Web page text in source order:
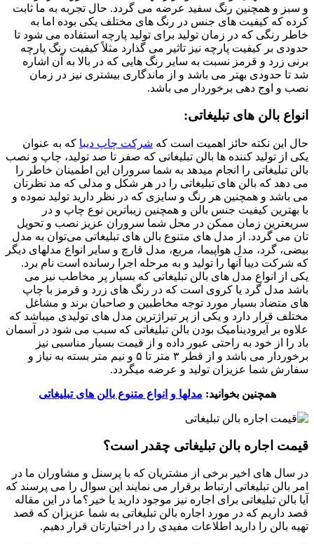
و سبز و همچنین رنگ سفید عرضه می گردد. حال تجربه به ما ثابت
کرده که کیفیت های جنس در رنگ های مختلف یکی بوده اما به
خاطر رنگی که در زمان تولید برای تولید پارچه استفاده می شود تا
حدودی بر کیفیت پارچه نیز تاثیر می گذارد مثلاً کیفیت رنگ پارچه
برنی زرد و قرمز نسبت به سایر رنگ هایی که در بالا به آن اشاره
شد تا حدودی بهتر می باشد و از ماندگاری بیشتری نیز در زمان
نصب و اوج دهی برخوردار می باشد.
انواع بالن های تبلیغاتی:
حال این نکته حائز اهمیت است که شرکت چاپ دیبا که به عنوان
یکی از تولید کننده ها بالن تبلیغاتی که صفر تا صد تولید، چاپ و نصب
بالن تبلیغاتی را انجام میدهد به شما سروران این اطمینان خاطر را
می دهد که بالن های تبلیغاتی را در هر شکل و مدلی که مد نظرتان
می باشد و همچنین هر رنگ و سایزی که در نظر دارید تولید نموده و
با بهترین کیفیت جنس بالن و همچنین زیباترین نوع چاپ و در
سریعترین زمان ممکن در محل شما سروران عزیز نصب و تحویل
تان می گردد. از مدل های متنوع بالن های تبلیغاتی می‌توان به مدل
بیضی، گرد، مدل هواپیما، مربع، مدل قارچ و سایر انواع مدلهای دیگر
که شرکت دیبا آنها را تولید و به مرحله اجرا رسانده است نام برد.
یکی از انواع مدل های بالن تبلیغاتی که بسیار پر مخاطب نیز می
باشد مدل گرد یا کروی است که در رنگ های زرد و قرمز با چاپ
های متضاد بسیار مورد توجه مخاطبین و صاحبان برند و مشاغل
مختلف قرار دارد و یکی از پر تیراژترین مدل های تولیدی میباشد که
علاوه بر آیرودینامیک بودن بالن تبلیغاتی که سبب می شود در آسمان
باد را از خود به راحتی عبور داده و از قیمت بسیار مناسبی نیز
برخوردار می باشد و از قطر ۳ متر تا ۵ و نیم متر بسته به نیاز و
سفارش شما عزیزان تولید و عرضه میگردد.
همچنین بخوانید: مدلها و انواع متنوع بالن های تبلیغاتی
قیمت اجاره بالن تبلیغاتی چقدر است؟
در سال های اخیر برخی از مشتریان که با پرسنل و مشاوران ما در
امر بالن تبلیغاتی ارتباط برقرار می نمایند این سوال را می پرسند که
آیا بالن تبلیغاتی برای اجاره نیز موجود دارید یا خیر؟ما در این مقاله
قصد داریم که در مورد اجاره بالن تبلیغاتی به شما عزیزان که قصد
تهیه بالن را دارید اطلاعات مفیدی را در اختیارتان قرار دهیم.